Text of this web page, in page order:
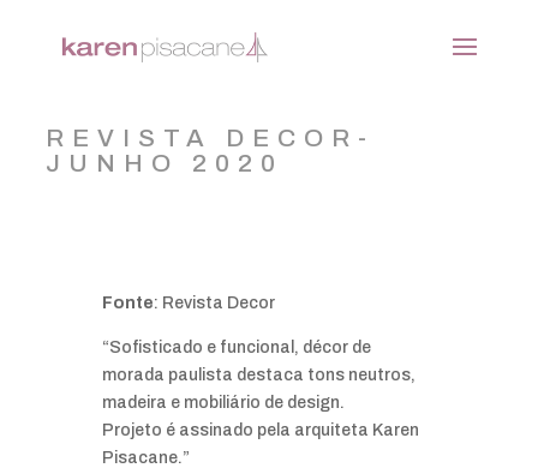
REVISTA DECOR-
JUNHO 2020
Fonte: Revista Decor
“Sofisticado e funcional, décor de
morada paulista destaca tons neutros,
madeira e mobiliário de design.
Projeto é assinado pela arquiteta Karen
Pisacane.”